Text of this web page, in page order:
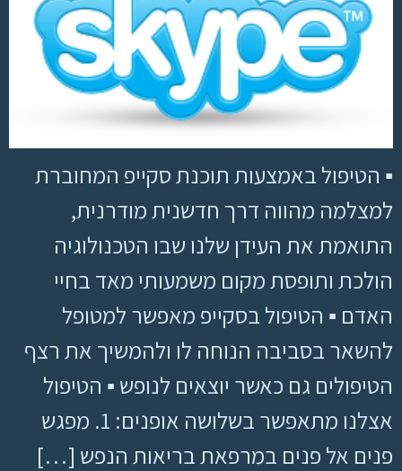
▪ הטיפול באמצעות תוכנת סקייפ המחוברת
למצלמה מהווה דרך חדשנית מודרנית,
התואמת את העידן שלנו שבו הטכנולוגיה
הולכת ותופסת מקום משמעותי מאד בחיי
האדם ▪ הטיפול בסקייפ מאפשר למטופל
להשאר בסביבה הנוחה לו ולהמשיך את רצף
הטיפולים גם כאשר יוצאים לנופש ▪ הטיפול
אצלנו מתאפשר בשלושה אופנים: 1. מפגש
פנים אל פנים במרפאת בריאות הנפש […]